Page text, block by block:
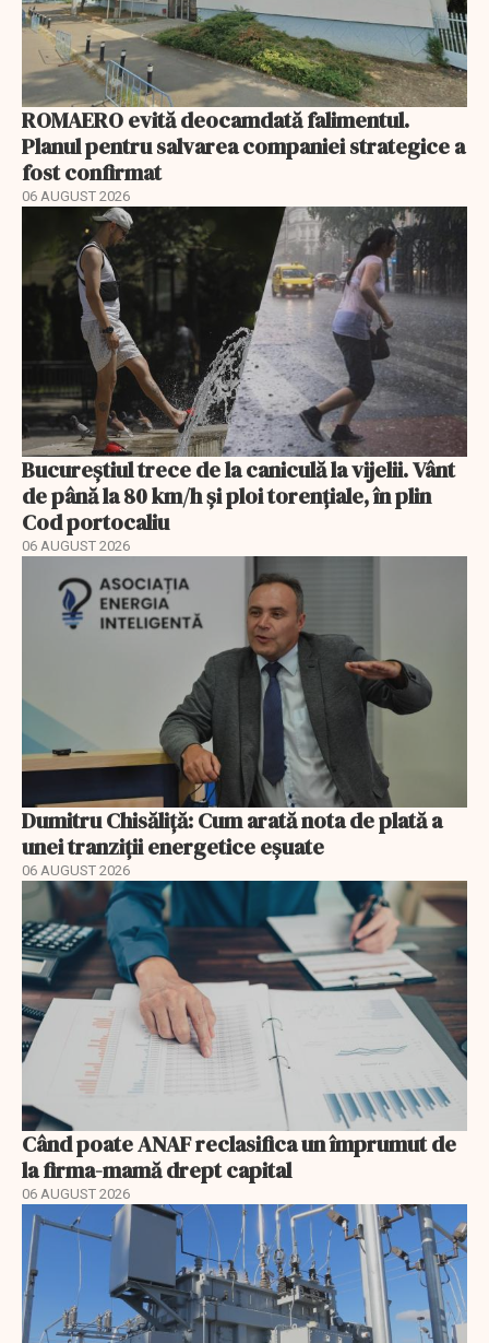
ROMAERO evită deocamdată falimentul.
Planul pentru salvarea companiei strategice a
fost confirmat
06 AUGUST 2026
Bucureștiul trece de la caniculă la vijelii. Vânt
de până la 80 km/h și ploi torențiale, în plin
Cod portocaliu
06 AUGUST 2026
Dumitru Chisăliță: Cum arată nota de plată a
unei tranziții energetice eșuate
06 AUGUST 2026
Când poate ANAF reclasifica un împrumut de
la firma-mamă drept capital
06 AUGUST 2026